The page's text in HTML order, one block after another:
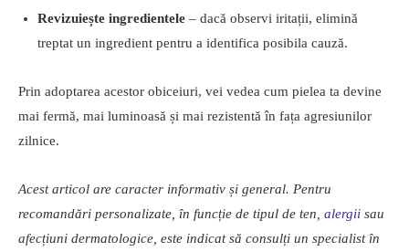
Revizuiește ingredientele – dacă observi iritații, elimină
treptat un ingredient pentru a identifica posibila cauză.
Prin adoptarea acestor obiceiuri, vei vedea cum pielea ta devine
mai fermă, mai luminoasă și mai rezistentă în fața agresiunilor
zilnice.
Acest articol are caracter informativ și general. Pentru
recomandări personalizate, în funcție de tipul de ten, alergii sau
afecțiuni dermatologice, este indicat să consulți un specialist în